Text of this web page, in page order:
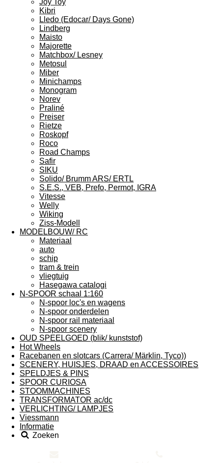
Joy Toy
Kibri
Lledo (Edocar/ Days Gone)
Lindberg
Maisto
Majorette
Matchbox/ Lesney
Metosul
Miber
Minichamps
Monogram
Norev
Praliné
Preiser
Rietze
Roskopf
Roco
Road Champs
Safir
SIKU
Solido/ Brumm ARS/ ERTL
S.E.S., VEB, Prefo, Permot, IGRA
Vitesse
Welly
Wiking
Ziss-Modell
MODELBOUW/ RC
Materiaal
auto
schip
tram & trein
vliegtuig
Hasegawa catalogi
N-SPOOR schaal 1:160
N-spoor loc's en wagens
N-spoor onderdelen
N-spoor rail materiaal
N-spoor scenery
OUD SPEELGOED (blik/ kunststof)
Hot Wheels
Racebanen en slotcars (Carrera/ Märklin, Tyco))
SCENERY, HUISJES, DRAAD en ACCESSOIRES
SPELDJES & PINS
SPOOR CURIOSA
STOOMMACHINES
TRANSFORMATOR ac/dc
VERLICHTING/ LAMPJES
Viessmann
Informatie
Zoeken